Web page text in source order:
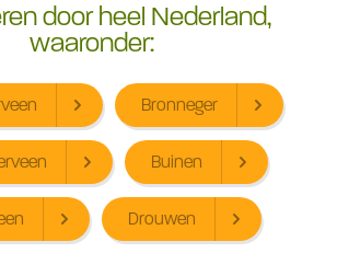
door heel Nederland,
waaronder:
Bronneger
Buinen
Drouwen